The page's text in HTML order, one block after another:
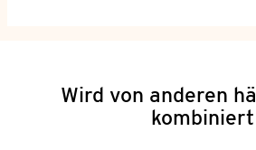
Wird von anderen
kombiniert